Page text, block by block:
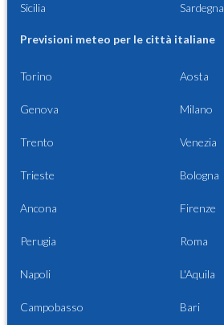
Sicilia Sardegna
Previsioni meteo per le città italiane
Torino Aosta
Genova Milano
Trento Venezia
Trieste Bologna
Ancona Firenze
Perugia Roma
Napoli L'Aquila
Campobasso Bari